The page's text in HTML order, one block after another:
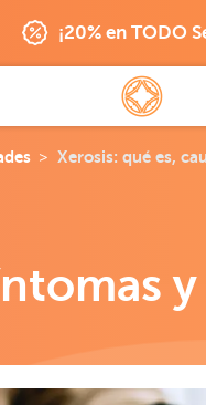
¡20% en TODO
Xerosis: qué es,